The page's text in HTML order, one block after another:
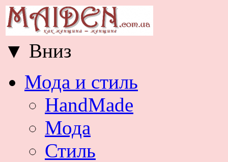
▼ Вниз
Мода и стиль
HandMade
Мода
Стиль